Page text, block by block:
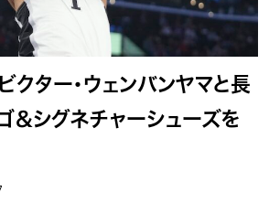
クター・ウェンバンヤマと長
＆シグネチャーシューズを